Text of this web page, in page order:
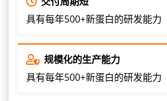
具有每年500+新蛋白的研发能力
规模化的生产能力
具有每年500+新蛋白的研发能力